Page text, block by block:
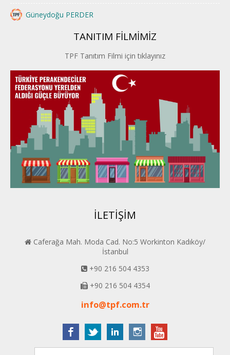
Güneydoğu PERDER
İstanbul PERDER
İpek Yolu PERDER
Kayseri PERDER
Karadeniz Perder
Konya PERDER
Van PERDER
BEYPER
TANITIM FİLMİMİZ
TPF Tanıtım Filmi için tıklayınız
İLETİŞİM
Caferağa Mah. Moda Cad. No:5 Workinton Kadıköy/
İstanbul
+90 216 504 4353
+90 216 504 4354
info@tpf.com.tr